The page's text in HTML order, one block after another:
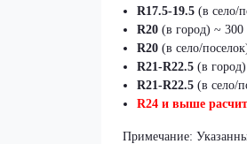
R17.5-19.5 (в село/
R20 (в город) ~ 300
R20 (в село/
R21-R22.5 (в
R21-R22.5 (в село/
R24 и выше
Примечание: